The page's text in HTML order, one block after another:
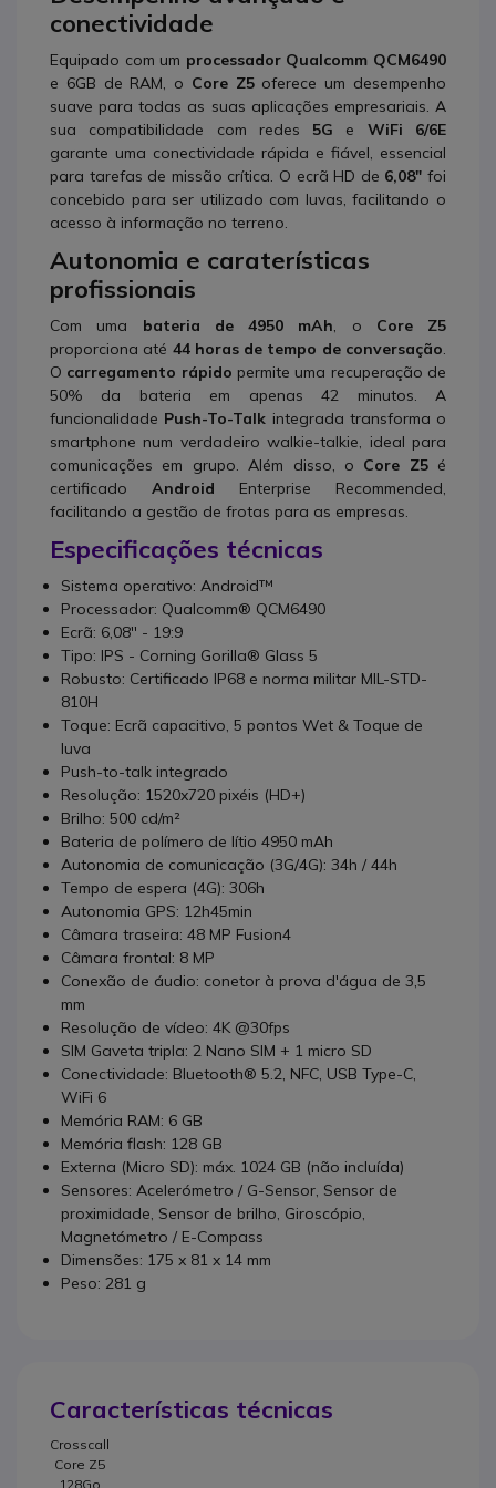
conectividade
Equipado com um processador Qualcomm QCM6490
e 6GB de RAM, o Core Z5oferece um desempenho
suave para todas as suas aplicações empresariais. A
sua compatibilidade com redes 5G e WiFi 6/6E
garante uma conectividade rápida e fiável, essencial
para tarefas de missão crítica. O ecrã HD de 6,08" foi
concebido para ser utilizado com luvas, facilitando o
acesso à informação no terreno.
Autonomia e caraterísticas
profissionais
Com uma bateria de 4950 mAh, o Core Z5
proporciona até 44 horas de tempo de conversação.
O carregamento rápido permite uma recuperação de
50% da bateria em apenas 42 minutos. A
funcionalidade Push-To-Talk integrada transforma o
smartphone num verdadeiro walkie-talkie, ideal para
comunicações em grupo. Além disso, o Core Z5é
certificado Android Enterprise Recommended,
facilitando a gestão de frotas para as empresas.
Especificações técnicas
Sistema operativo: Android™
Processador: Qualcomm® QCM6490
Ecrã: 6,08'' - 19:9
Tipo: IPS - Corning Gorilla® Glass 5
Robusto: Certificado IP68 e norma militar MIL-STD-
810H
Toque: Ecrã capacitivo, 5 pontos Wet & Toque de
luva
Push-to-talk integrado
Resolução: 1520x720 pixéis (HD+)
Brilho: 500 cd/m²
Bateria de polímero de lítio 4950 mAh
Autonomia de comunicação (3G/4G): 34h / 44h
Tempo de espera (4G): 306h
Autonomia GPS: 12h45min
Câmara traseira: 48 MP Fusion4
Câmara frontal: 8 MP
Conexão de áudio: conetor à prova d'água de 3,5
mm
Resolução de vídeo: 4K @30fps
SIM Gaveta tripla: 2 Nano SIM + 1 micro SD
Conectividade: Bluetooth® 5.2, NFC, USB Type-C,
WiFi 6
Memória RAM: 6 GB
Memória flash: 128 GB
Externa (Micro SD): máx. 1024 GB (não incluída)
Sensores: Acelerómetro / G-Sensor, Sensor de
proximidade, Sensor de brilho, Giroscópio,
Magnetómetro / E-Compass
Dimensões: 175 x 81 x 14 mm
Peso: 281 g
Características técnicas
Crosscall
Core Z5
128Go